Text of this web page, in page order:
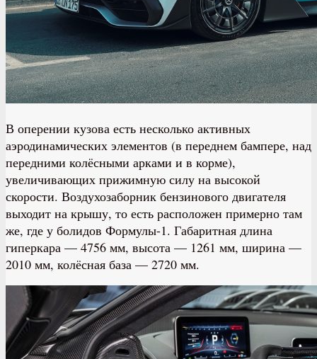
В оперении кузова есть несколько активных
аэродинамических элементов (в переднем бампере, над
передними колёсными арками и в корме),
увеличивающих прижимную силу на высокой
скорости. Воздухозаборник бензинового двигателя
выходит на крышу, то есть расположен примерно там
же, где у болидов Формулы-1. Габаритная длина
гиперкара — 4756 мм, высота — 1261 мм, ширина —
2010 мм, колёсная база — 2720 мм.